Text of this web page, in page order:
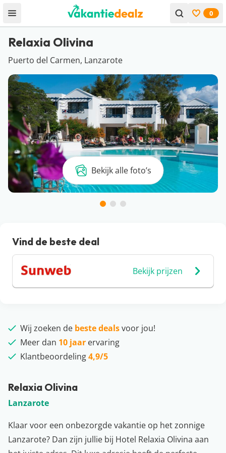
Open menu Bekijk
0
Relaxia Olivina
Puerto del Carmen, Lanzarote
Bekijk alle foto’s
Relaxia Olivina
Lanzarote
Klaar voor een onbezorgde vakantie op het zonnige
Lanzarote? Dan zijn jullie bij Hotel Relaxia Olivina aan
Vind de beste deal
Bekijk prijzen
Wij zoeken de beste dealsvoor jou!
Meer dan 10 jaar ervaring
Klantbeoordeling4,9/5